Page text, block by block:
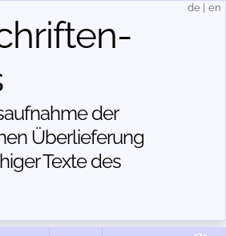
der
Über­lieferung
Texte des
de en